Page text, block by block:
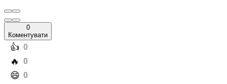
0
Коментувати
️👍 0
️🔥 0
️😄 0